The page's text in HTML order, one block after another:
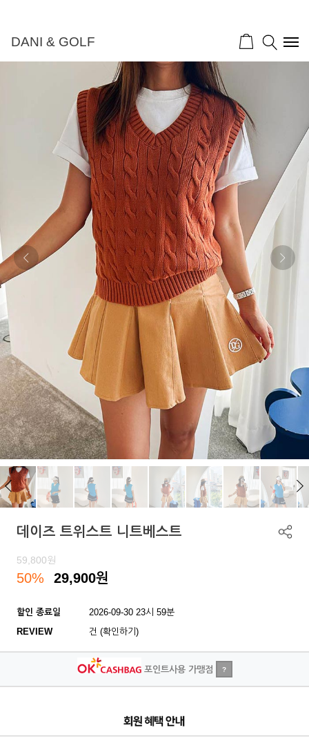
DANI & GOLF
데이즈 트위스트 니트베스트
59,800원
50% 29,900원
할인 종료일
2026-09-30 23시 59분
REVIEW
건 (확인하기)
포인트사용 가맹점 ?